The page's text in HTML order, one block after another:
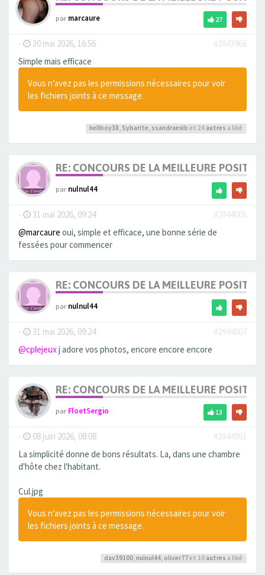
parmarcaure 27
- 30 mai 2026, 16:56
#2943966
Simple mais efficace
Vous n’avez pas les permissions nécessaires pour voir
les fichiers joints à ce message.
hellboy38, Sybarite, ssandraexib et 24 autres a liké
RE: CONCOURS DE LA MEILLEURE
parnulnul44
- 31 mai 2026, 09:24
#2944006
@marcaure oui, simple et efficace, une bonne série de
fessées pour commencer
RE: CONCOURS DE LA MEILLEURE
parnulnul44
- 31 mai 2026, 09:24
#2944007
@cplejeux j adore vos photos, encore encore encore
RE: CONCOURS DE LA MEILLEURE
parFloetSergio 13
- 08 juin 2026, 08:08
#2944991
La simplicité donne de bons résultats. La, dans une chambre
d'hôte chez l'habitant.
Cul.jpg
Vous n’avez pas les permissions nécessaires pour voir
les fichiers joints à ce message.
dav39100, nulnul44, oliver77et 10 autres a liké